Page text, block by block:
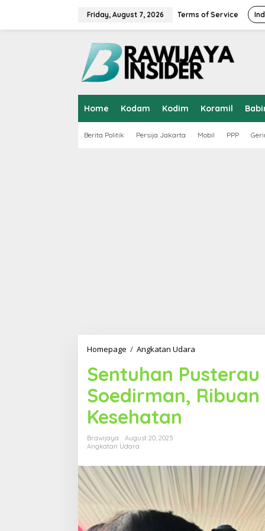
Friday, August 7, 2026 Terms of Service
Home Kodam Kodim Koramil
Berita Politik Persija Jakarta Mobil PPP
Homepage / Angkatan Udara
n
t
u
h
t
Sentuhan
Soedirman,
Kesehatan
Brawijaya
August 20, 2025
Angkatan Udara